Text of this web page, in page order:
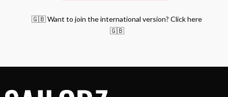
🇬🇧 Want to join the international version? Click here
🇬🇧